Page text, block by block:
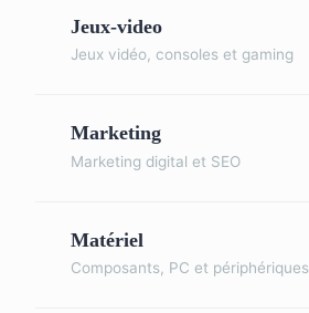
Jeux-video
Jeux vidéo, consoles et gaming
Marketing
Marketing digital et SEO
Matériel
Composants, PC et périphériques